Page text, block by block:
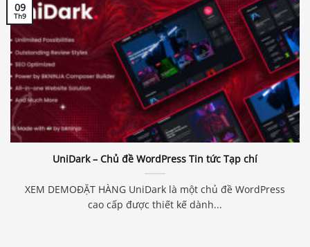
UniDark – Chủ đề WordPress Tin tức Tạp chí
XEM DEMOĐẶT HÀNG UniDark là một chủ đề WordPress
cao cấp được thiết kế dành...
09
Th9